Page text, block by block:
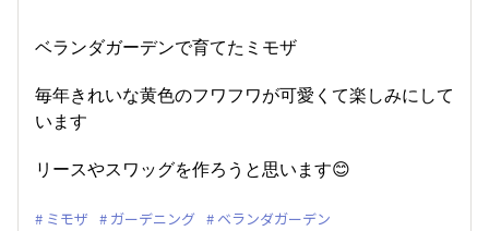
ベランダガーデンで育てたミモザ
毎年きれいな黄色のフワフワが可愛くて楽しみにして
います
リースやスワッグを作ろうと思います😊
ミモザ ガーデニング ベランダガーデン